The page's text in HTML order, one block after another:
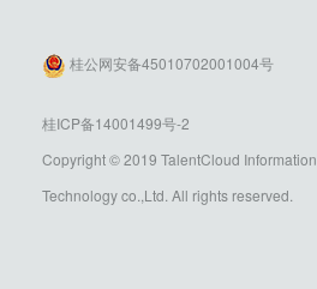
桂公网安备45010702001004号
桂ICP备14001499号-2
Copyright © 2019 TalentCloud Information
Technology co.,Ltd. All rights reserved.